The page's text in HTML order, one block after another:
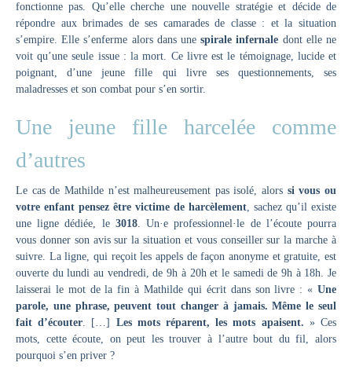
fonctionne pas. Qu’elle cherche une nouvelle stratégie et décide de
répondre aux brimades de ses camarades de classe : et la situation
s’empire. Elle s’enferme alors dans unespirale infernale dont elle ne
voit qu’une seule issue : la mort. Ce livre est le témoignage, lucide et
poignant, d’une jeune fille qui livre ses questionnements, ses
maladresses et son combat pour s’en sortir.
Une jeune fille harcelée comme
d’autres
Le cas de Mathilde n’est malheureusement pas isolé, alors si vous ou
votre enfant pensez être victime de harcèlement, sachez qu’il existe
une ligne dédiée, le 3018. Un·e professionnel·le de l’écoute pourra
vous donner son avis sur la situation et vous conseiller sur la marche à
suivre. La ligne, qui reçoit les appels de façon anonyme et gratuite, est
ouverte du lundi au vendredi, de 9h à 20h et le samedi de 9h à 18h. Je
laisserai le mot de la fin à Mathilde qui écrit dans son livre : « Une
parole, une phrase, peuvent tout changer à jamais. Même le seul
fait d’écouter. […] Les mots réparent, les mots apaisent. » Ces
mots, cette écoute, on peut les trouver à l’autre bout du fil, alors
pourquoi s’en priver ?